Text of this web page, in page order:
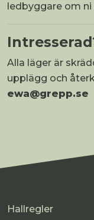
ledbyggare om
Alla läger är
upplägg och
ewa@grepp.se
Hallregler